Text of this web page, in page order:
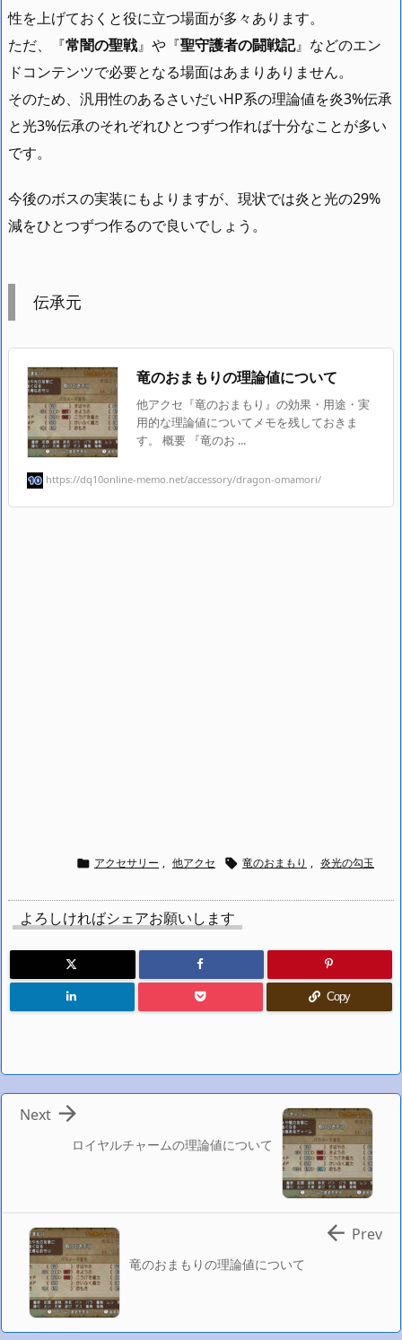
性を上げておくと役に立つ場面が多々あります。
ただ、『常闇の聖戦』や『聖守護者の闘戦記』などのエン
ドコンテンツで必要となる場面はあまりありません。
そのため、汎用性のあるさいだいHP系の理論値を炎3%伝承
と光3%伝承のそれぞれひとつずつ作れば十分なことが多い
です。
今後のボスの実装にもよりますが、現状では炎と光の29%
減をひとつずつ作るので良いでしょう。
伝承元
竜のおまもりの理論値について
他アクセ『竜のおまもり』の効果・用途・実
用的な理論値についてメモを残しておきま
す。 概要 『竜のお ...
https://dq10online-memo.net/accessory/dragon-omamori/
 アクセサリー , 他アクセ  竜のおまもり , 炎光の勾玉
よろしければシェアお願いします
Copy
ロイヤルチャームの理論値について

Next
竜のおまもりの理論値について
 Prev